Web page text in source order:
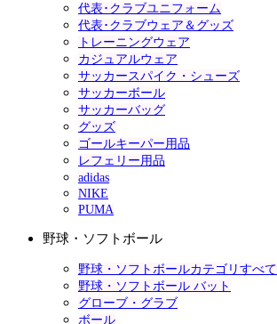
代表･クラブユニフォーム
代表･クラブウェア＆グッズ
トレーニングウェア
カジュアルウェア
サッカースパイク・シューズ
サッカーボール
サッカーバッグ
グッズ
ゴールキーパー用品
レフェリー用品
adidas
NIKE
PUMA
野球・ソフトボール
野球・ソフトボールカテゴリすべて
野球・ソフトボール バット
グローブ・グラブ
ボール